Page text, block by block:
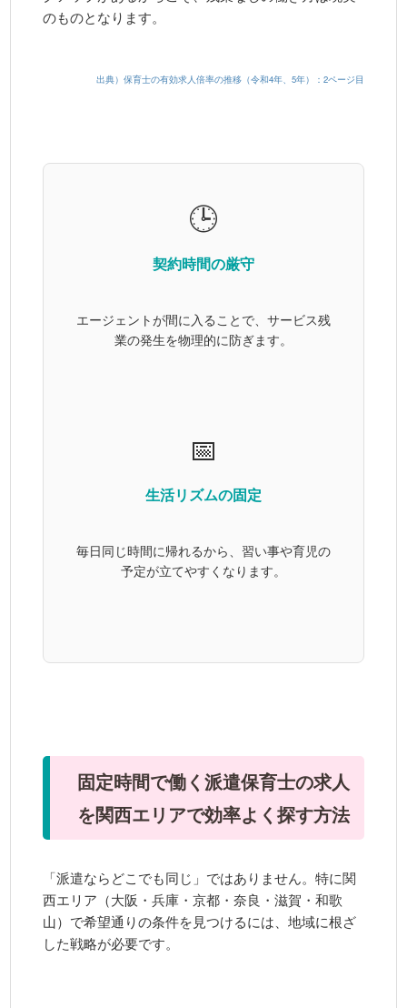
のものとなります。
出典）保育⼠の有効求⼈倍率の推移（令和4年、5年）：2ページ目
🕒
契約時間の厳守
エージェントが間に入ることで、サービス残
業の発生を物理的に防ぎます。
📅
生活リズムの固定
毎日同じ時間に帰れるから、習い事や育児の
予定が立てやすくなります。
固定時間で働く派遣保育士の求人
を関西エリアで効率よく探す方法
「派遣ならどこでも同じ」ではありません。特に関
西エリア（大阪・兵庫・京都・奈良・滋賀・和歌
山）で希望通りの条件を見つけるには、地域に根ざ
した戦略が必要です。